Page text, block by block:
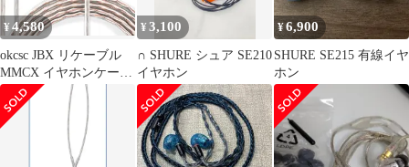
¥ 4,580
okcsc JBX リケーブル
MMCX イヤホンケーブ
ル 4芯 OFC SEシリーズ
用 Shure用 JVC用
SE215/SE535/HA-
FX850/HA-FX1100/HA-
FD02などに適合する(
¥3,100
∩ SHURE シュア SE210
イヤホン
¥6,900
SHURE SE215 有線イヤ
ホン